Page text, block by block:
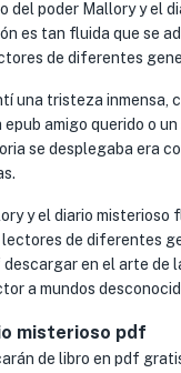
del poder Mallory y el
es tan fluida que se
de diferentes
una tristeza inmensa,
amigo querido o
se desplegaba era
y el diario misterioso
de diferentes
en el arte de
a mundos
misterioso pdf
de libro en pdf